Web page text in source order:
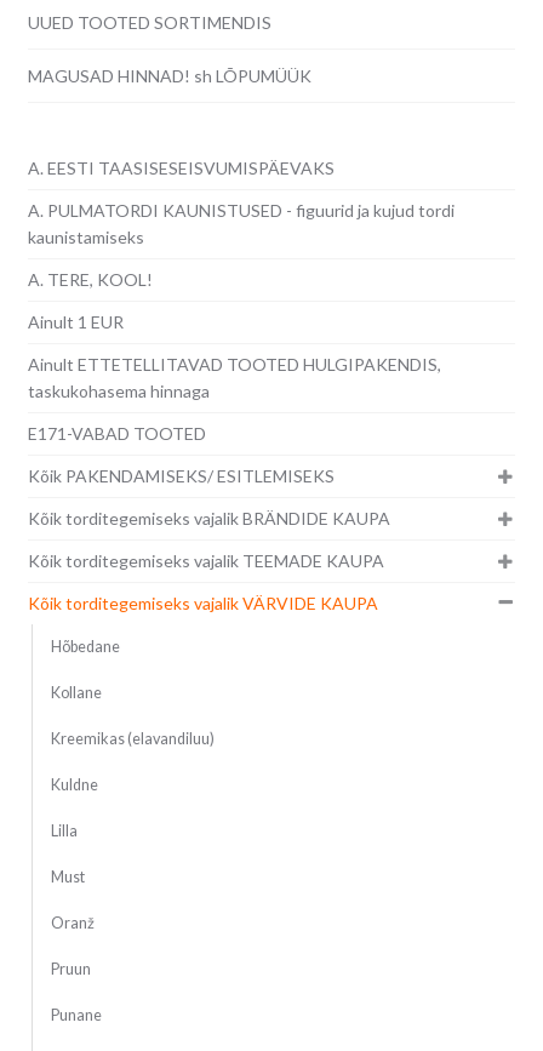
UUED TOOTED SORTIMENDIS
MAGUSAD HINNAD! sh LÕPUMÜÜK
A. EESTI TAASISESEISVUMISPÄEVAKS
A. PULMATORDI KAUNISTUSED - figuurid ja kujud tordi
kaunistamiseks
A. TERE, KOOL!
Ainult 1 EUR
Ainult ETTETELLITAVAD TOOTED HULGIPAKENDIS,
taskukohasema hinnaga
E171-VABAD TOOTED
Kõik PAKENDAMISEKS/ ESITLEMISEKS
Kõik torditegemiseks vajalik BRÄNDIDE KAUPA
Kõik torditegemiseks vajalik TEEMADE KAUPA
Kõik torditegemiseks vajalik VÄRVIDE KAUPA
Hõbedane
Kollane
Kreemikas (elavandiluu)
Kuldne
Lilla
Must
Oranž
Pruun
Punane